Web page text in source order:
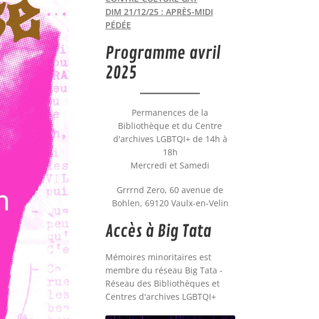
DIM 21/12/25 : APRÈS-MIDI
PÉDÉE
Programme avril
2025
Permanences de la
Bibliothèque et du Centre
d'archives LGBTQI+ de 14h à
18h
Mercredi et Samedi
Grrrnd Zero, 60 avenue de
Bohlen, 69120 Vaulx-en-Velin
Accès à Big Tata
Mémoires minoritaires est
membre du réseau Big Tata -
Réseau des Bibliothèques et
Centres d'archives LGBTQI+